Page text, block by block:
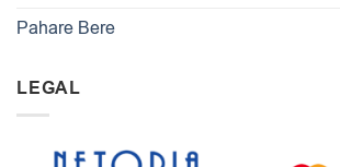
Pahare Bere
LEGAL